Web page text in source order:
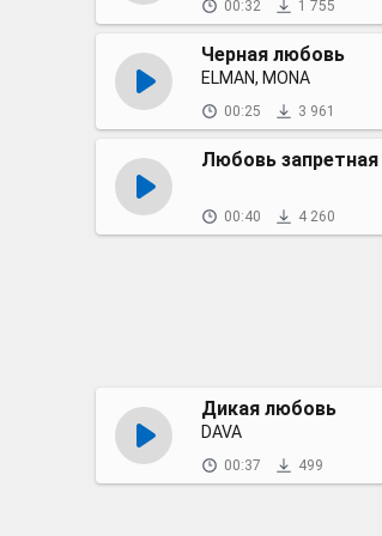
00:32 1 755
Черная любовь
ELMAN, MONA
00:25 3 961
Любовь запретная
00:40 4 260
Дикая любовь
DAVA
00:37 499